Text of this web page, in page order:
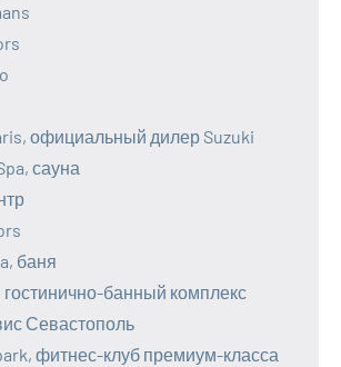
официальный дилер Suzuki
сауна
баня
гостинично-банный комплекс
Севастополь
фитнес-клуб премиум-класса